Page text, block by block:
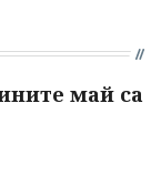
май са